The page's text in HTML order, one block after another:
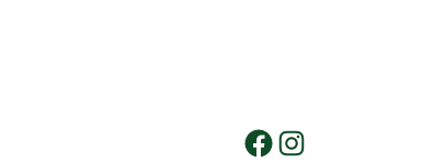
Facebook Instagram